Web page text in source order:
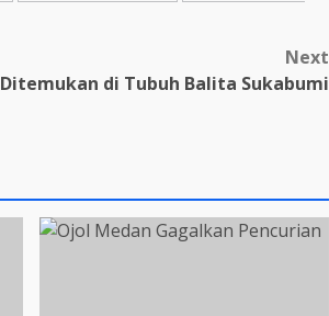
Next
Ditemukan di Tubuh Balita Sukabumi